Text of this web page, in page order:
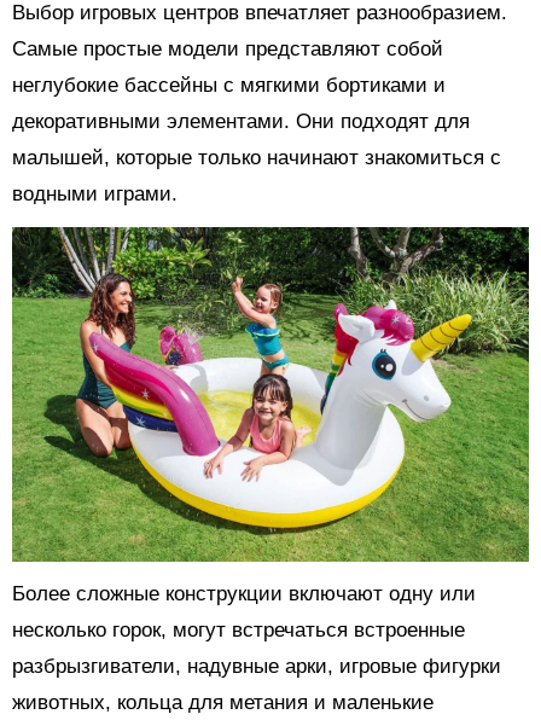
Выбор игровых центров впечатляет разнообразием.
Самые простые модели представляют собой
неглубокие бассейны с мягкими бортиками и
декоративными элементами. Они подходят для
малышей, которые только начинают знакомиться с
водными играми.
Более сложные конструкции включают одну или
несколько горок, могут встречаться встроенные
разбрызгиватели, надувные арки, игровые фигурки
животных, кольца для метания и маленькие